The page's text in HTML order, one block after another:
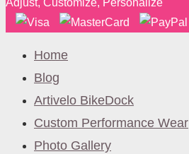
Adjust, Customize, Personalize
Home
Blog
Artivelo BikeDock
Custom Performance Wear
Photo Gallery